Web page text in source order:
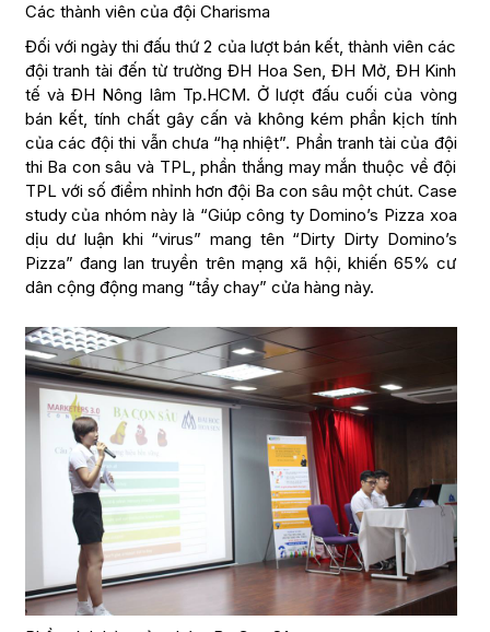
Các thành viên của đội Charisma
Đối với ngày thi đấu thứ 2 của lượt bán kết, thành viên các
đội tranh tài đến từ trường ĐH Hoa Sen, ĐH Mở, ĐH Kinh
tế và ĐH Nông lâm Tp.HCM. Ở lượt đấu cuối của vòng
bán kết, tính chất gây cấn và không kém phần kịch tính
của các đội thi vẫn chưa “hạ nhiệt”. Phần tranh tài của đội
thi Ba con sâu và TPL, phần thắng may mắn thuộc về đội
TPL với số điểm nhỉnh hơn đội Ba con sâu một chút. Case
study của nhóm này là “Giúp công ty Domino’s Pizza xoa
dịu dư luận khi “virus” mang tên “Dirty Dirty Domino’s
Pizza” đang lan truyền trên mạng xã hội, khiến 65% cư
dân cộng động mang “tẩy chay” cửa hàng này.